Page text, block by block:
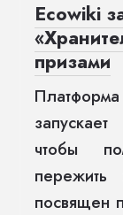
Ecowiki
призами
чтобы
пережить
посвящен